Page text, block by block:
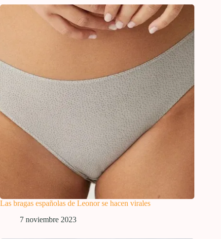
Las bragas españolas de Leonor se hacen virales
7 noviembre 2023